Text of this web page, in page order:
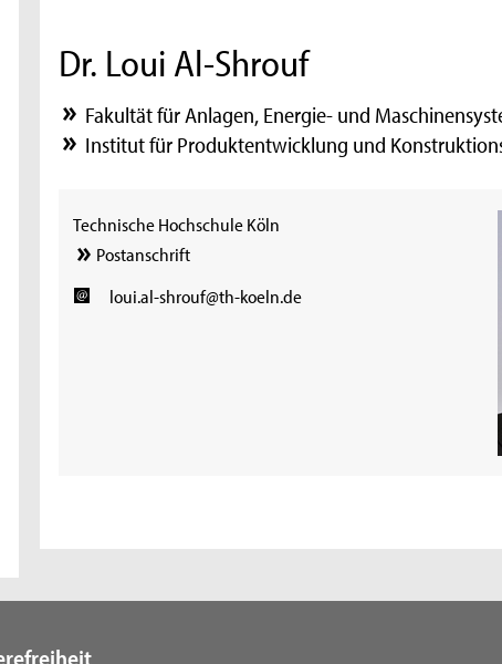
Dr. Loui Al-Shrouf
Fakultät für Anlagen, Energie- und
Institut für Produktentwicklung und
Technische Hochschule Köln
Postanschrift
loui.al-shrouf@th-koeln.de